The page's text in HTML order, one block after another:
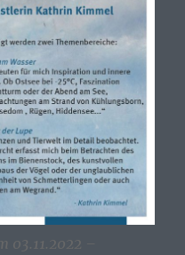
03.11.2022 –